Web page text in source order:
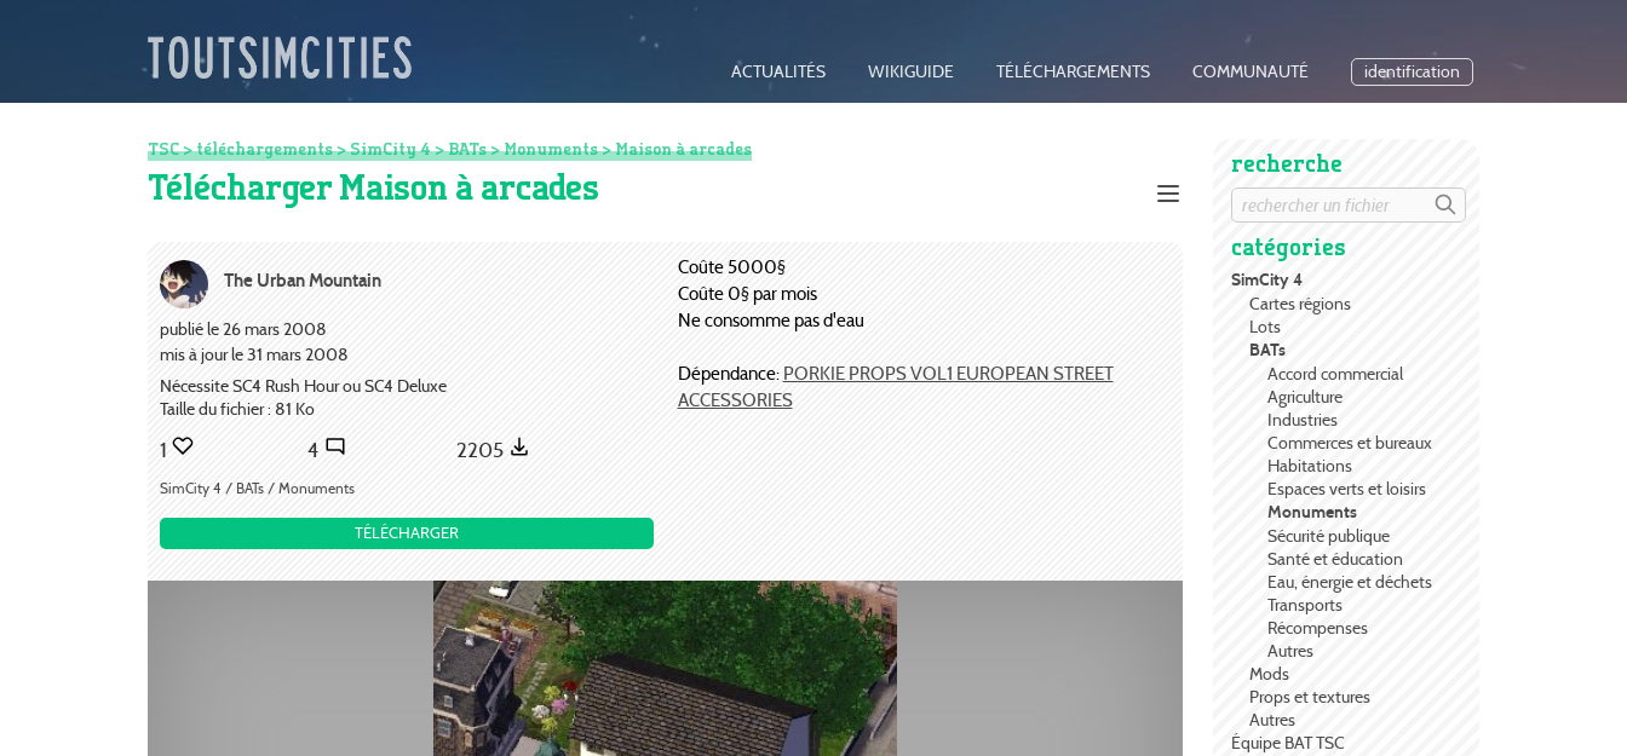
ACTUALITÉS WIKIGUIDE TÉLÉCHARGEMENTS COMMUNAUTÉ identification
recherche
catégories
SimCity 4
Cartes régions
Lots
BATs
Accord commercial
Agriculture
Industries
Commerces et bureaux
Habitations
Espaces verts et loisirs
Monuments
Sécurité publique
Santé et éducation
Eau, énergie et déchets
Transports
Récompenses
Autres
Mods
Props et textures
Autres
Équipe BAT TSC
TSC>téléchargements>SimCity 4>BATs>Monuments> Maison à arcades
Télécharger Maison à arcades
The Urban Mountain
publié le 26 mars 2008
mis à jour le 31 mars 2008
Nécessite SC4 Rush Hour ou SC4 Deluxe
Taille du fichier : 81 Ko
1 4 2205
SimCity 4 / BATs / Monuments
TÉLÉCHARGER
Coûte 5000§
Coûte 0§ par mois
Ne consomme pas d'eau
Dépendance: PORKIE PROPS VOL1 EUROPEAN STREET
ACCESSORIES